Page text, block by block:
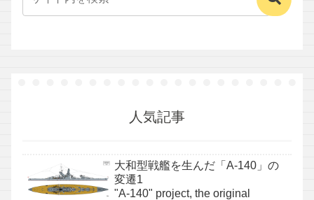
人気記事
大和型戦艦を生んだ「A-140」の
変遷1
"A-140" project, the original